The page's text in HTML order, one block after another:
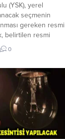
(YSK), yerel
seçmenin
gereken resmi
belirtilen resmi
oy
bulundu.
Kuruluş Organları
sandık seçmen
bir seçmenin,
Devleti veya Kuzey
0